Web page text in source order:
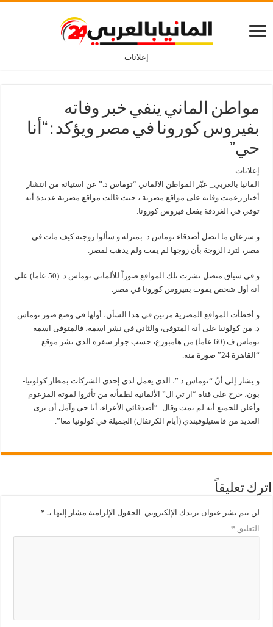
إعلانات
مواطن الماني ينفي خبر وفاته
بفيروس كورونا في مصر ويؤكد : “أنا
حي”
إعلانات
المانيا بالعربي_ عبّر المواطن الالماني “توماس د.” عن استيائه من انتشار
أخبار زعمت وفاته على مواقع مصرية ، حيث قالت مواقع مصرية عديدة أنه
توفي في الغردقة بفعل فيروس كورونا.
و سرعان ما اتصل أصدقاء توماس د. بمنزله و سألوا زوجته كيف مات في
مصر، لترد الزوجة بأن زوجها لم يمت ولم يذهب لمصر.
و في سياق متصل نشرت تلك المواقع صوراً للألماني توماس د. (50 عاما) على
أنه أول شخص يموت بفيروس كورونا في مصر.
و أخطأت المواقع المصرية مرتين في هذا الشأن، أولها في وضع صور توماس
د. من كولونيا على أنه المتوفى، والثاني في نشر اسمه، فالمتوفى اسمه
توماس ف (60 عاما) من هامبورغ، حسب جواز سفره الذي نشر موقع
“القاهرة 24” صورة منه.
و يشار إلى أنّ “توماس د.”، الذي يعمل لدى إحدى الشركات بمطار كولونيا-
بون، خرج على قناة “ار تي ال” الألمانية لطمأنة من تأثروا لموته المزعوم
وأعلن للجميع أنه لم يمت وقال: “أصدقائي الأعزاء، أنا حي وآمل أن نرى
العديد من فاستيلوفيندي (أيام الكرنفال) الجميلة في كولونيا معا”.
اترك تعليقاً
لن يتم نشر عنوان بريدك الإلكتروني. الحقول الإلزامية مشار إليها بـ *
التعليق *